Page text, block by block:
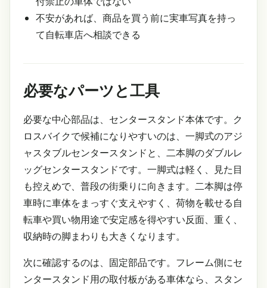
不安があれば、商品を買う前に実車写真を持っ
て自転車店へ相談できる
必要なパーツと工具
必要な中心部品は、センタースタンド本体です。ク
ロスバイクで候補になりやすいのは、一脚式のアジ
ャスタブルセンタースタンドと、二本脚のダブルレ
ッグセンタースタンドです。一脚式は軽く、見た目
も控えめで、普段の街乗りに向きます。二本脚は停
車時に車体をまっすぐ支えやすく、荷物を載せる自
転車や買い物用途で安定感を得やすい反面、重く、
収納時の脚まわりも大きくなります。
次に確認するのは、固定部品です。フレーム側にセ
ンタースタンド用の取付板がある車体なら、スタン